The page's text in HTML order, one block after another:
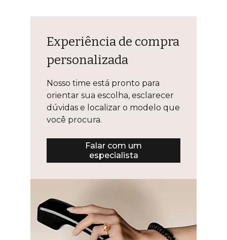
Experiência de compra
personalizada
Nosso time está pronto para
orientar sua escolha, esclarecer
dúvidas e localizar o modelo que
você procura.
Falar com um
especialista